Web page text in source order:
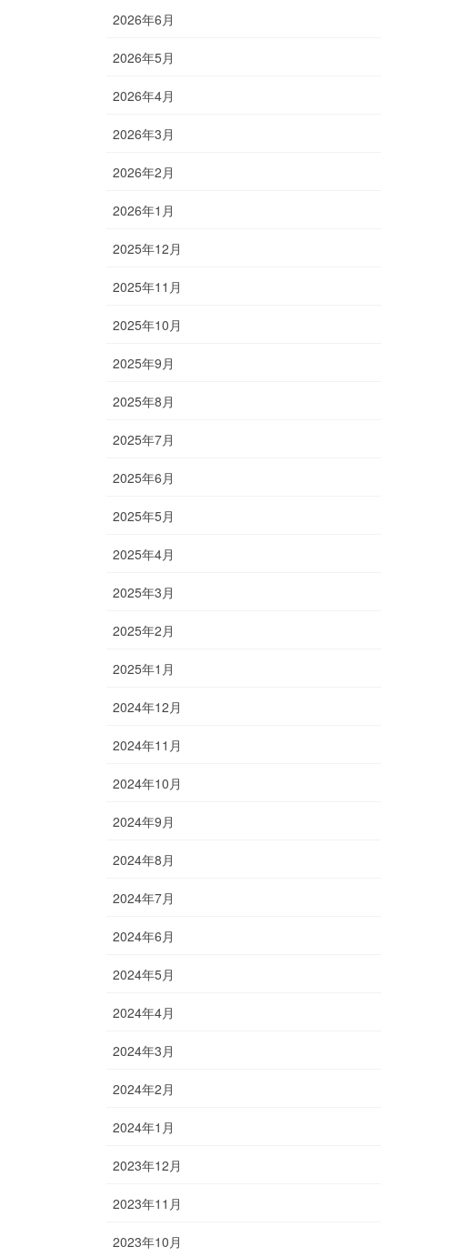
2026年6月
2026年5月
2026年4月
2026年3月
2026年2月
2026年1月
2025年12月
2025年11月
2025年10月
2025年9月
2025年8月
2025年7月
2025年6月
2025年5月
2025年4月
2025年3月
2025年2月
2025年1月
2024年12月
2024年11月
2024年10月
2024年9月
2024年8月
2024年7月
2024年6月
2024年5月
2024年4月
2024年3月
2024年2月
2024年1月
2023年12月
2023年11月
2023年10月